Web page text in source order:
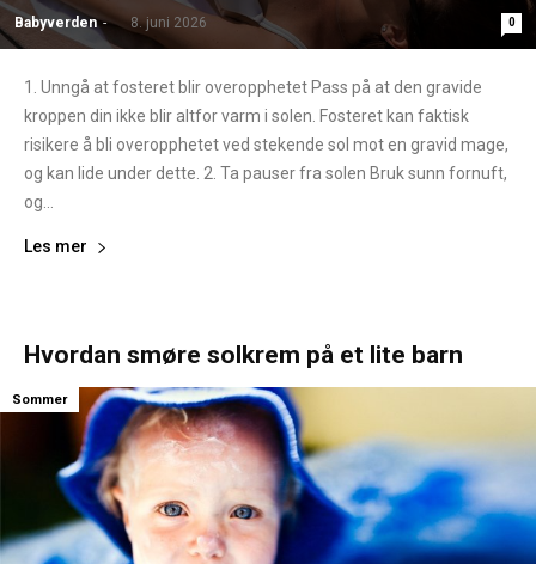
Babyverden - 8. juni 2026 0
1. Unngå at fosteret blir overopphetet Pass på at den gravide
kroppen din ikke blir altfor varm i solen. Fosteret kan faktisk
risikere å bli overopphetet ved stekende sol mot en gravid mage,
og kan lide under dette. 2. Ta pauser fra solen Bruk sunn fornuft,
og...
Les mer
Hvordan smøre solkrem på et lite barn
Sommer